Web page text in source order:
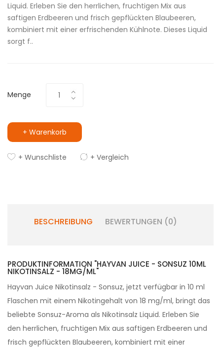
Liquid. Erleben Sie den herrlichen, fruchtigen Mix aus
saftigen Erdbeeren und frisch gepflückten Blaubeeren,
kombiniert mit einer erfrischenden Kühlnote. Dieses Liquid
sorgt f..
Menge
+ Warenkorb
+ Wunschliste + Vergleich
BESCHREIBUNG BEWERTUNGEN (0)
PRODUKTINFORMATION "HAYVAN JUICE - SONSUZ 10ML
NIKOTINSALZ - 18MG/ML"
Hayvan Juice Nikotinsalz - Sonsuz, jetzt verfügbar in 10 ml
Flaschen mit einem Nikotingehalt von 18 mg/ml, bringt das
beliebte Sonsuz-Aroma als Nikotinsalz Liquid. Erleben Sie
den herrlichen, fruchtigen Mix aus saftigen Erdbeeren und
frisch gepflückten Blaubeeren, kombiniert mit einer